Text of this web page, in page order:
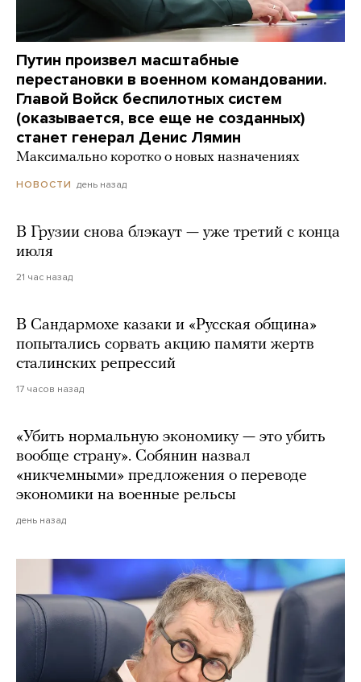
Путин произвел масштабные
перестановки в военном командовании.
Главой Войск беспилотных систем
(оказывается, все еще не созданных)
станет генерал Денис Лямин
Максимально коротко о новых назначениях
НОВОСТИ день назад
В Грузии снова блэкаут — уже третий с конца
июля
21 час назад
В Сандармохе казаки и «Русская община»
попытались сорвать акцию памяти жертв
сталинских репрессий
17 часов назад
«Убить нормальную экономику — это убить
вообще страну». Собянин назвал
«никчемными» предложения о переводе
экономики на военные рельсы
день назад